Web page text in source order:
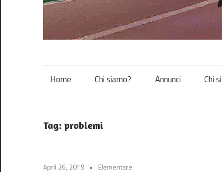
Vespa
Home Chi siamo? Annunci Chi
Tag: problemi
April 26, 2019 Elementare